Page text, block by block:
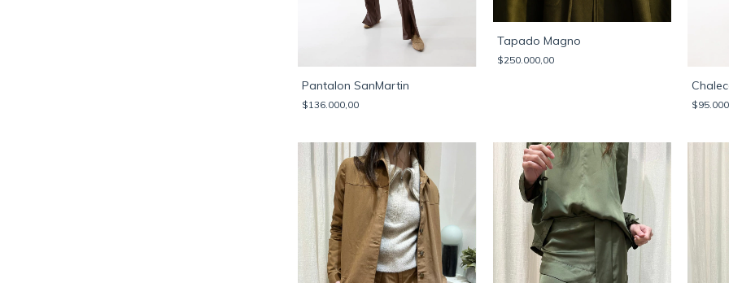
Pantalon SanMartin
$136.000,00
Tapado Magno
$250.000,00